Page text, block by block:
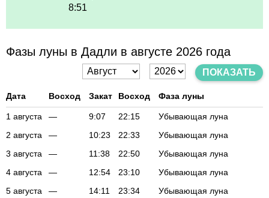
8:51
Фазы луны в Дадли в августе 2026 года
ПОКАЗАТЬ
Дата Восход Закат Восход Фаза луны
1 августа — 9:07 22:15
Убывающая луна
2 августа
— 10:23 22:33
Убывающая луна
3 августа
— 11:38 22:50
Убывающая луна
4 августа
— 12:54 23:10
Убывающая луна
5 августа
— 14:11 23:34
Убывающая луна